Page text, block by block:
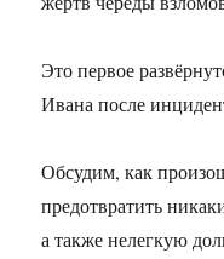
Это первое
Ивана после
Обсудим, как
предотвратить
а также нелегкую